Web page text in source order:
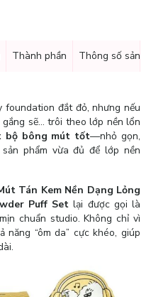
Thành phần Thông số sản
đắt đỏ, nhưng nếu
gắng sẽ… trôi theo lớp nền lổn
bộ bông mút tốt—nhỏ gọn,
phẩm vừa đủ để lớp nền
Tán Kem Nền Dạng Lỏng
Puff Set lại được gọi là
chuẩn studio. Không chỉ vì
“ôm da” cực khéo, giúp